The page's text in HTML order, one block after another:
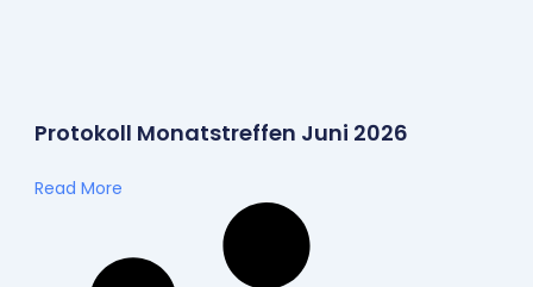
Protokoll Monatstreffen Juni 2026
Read More